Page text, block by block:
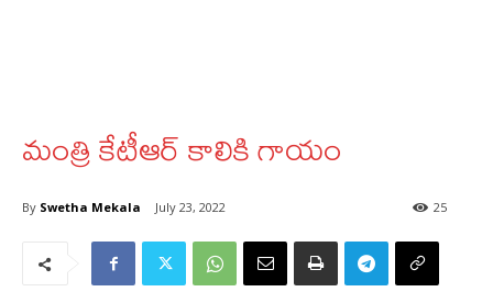
మంత్రి కేటీఆర్ కాలికి గాయం
By Swetha Mekala July 23, 2022 25